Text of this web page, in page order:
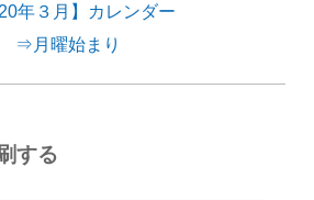
年３月】カレンダー
⇒月曜始まり
する